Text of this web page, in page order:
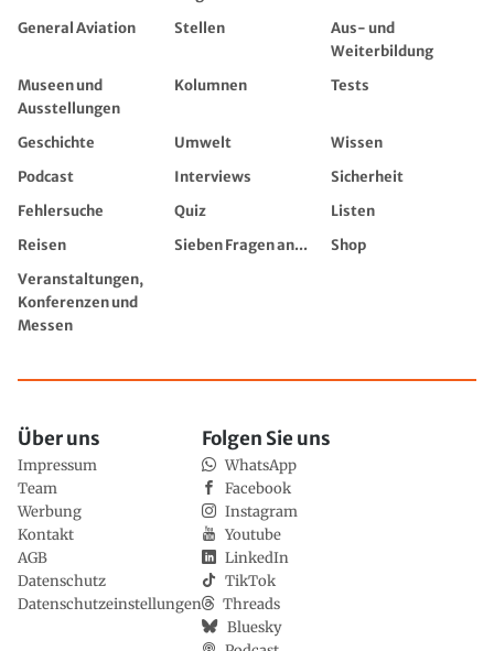
General Aviation
Stellen
Aus- und
Weiterbildung
Museen und
Ausstellungen
Kolumnen Tests
Geschichte Umwelt
Wissen
Podcast
Interviews
Sicherheit
Fehlersuche
Quiz
Listen
Reisen
Sieben Fragen an...
Shop
Veranstaltungen,
Konferenzen und
Messen
Über uns
Impressum
Team
Werbung
Kontakt
AGB
Datenschutz
Datenschutzeinstellungen
Folgen Sie uns
WhatsApp
Facebook
Instagram
Youtube
LinkedIn
TikTok
Threads
Bluesky